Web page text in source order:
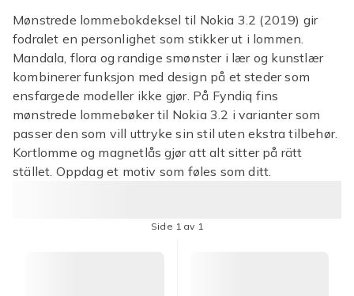
Mønstrede lommebokdeksel til Nokia 3.2 (2019) gir
fodralet en personlighet som stikker ut i lommen.
Mandala, flora og randige smønster i lær og kunstlær
kombinerer funksjon med design på et steder som
ensfargede modeller ikke gjør. På Fyndiq fins
mønstrede lommebøker til Nokia 3.2 i varianter som
passer den som vill uttryke sin stil uten ekstra tilbehør.
Kortlomme og magnetlås gjør att alt sitter på rätt
stället. Oppdag et motiv som føles som ditt.
Side 1 av 1